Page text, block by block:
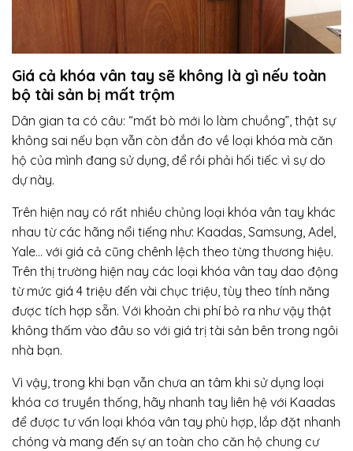
Giá cả khóa vân tay sẽ không là gì nếu toàn
bộ tài sản bị mất trộm
Dân gian ta có câu: “mất bò mới lo làm chuồng”, thật sự
không sai nếu bạn vẫn còn đắn đo về loại khóa mà căn
hộ của mình đang sử dụng, để rồi phải hối tiếc vì sự do
dự này.
Trên hiện nay có rất nhiều chủng loại khóa vân tay khác
nhau từ các hãng nổi tiếng như: Kaadas, Samsung, Adel,
Yale… với giá cả cũng chênh lệch theo từng thương hiệu.
Trên thị trường hiện nay các loại khóa vân tay dao động
từ mức giá 4 triệu đến vài chục triệu, tùy theo tính năng
được tích hợp sẵn. Với khoản chi phí bỏ ra như vậy thật
không thấm vào đâu so với giá trị tài sản bên trong ngôi
nhà bạn.
Vì vậy, trong khi bạn vẫn chưa an tâm khi sử dụng loại
khóa cơ truyền thống, hãy nhanh tay liên hệ với Kaadas
để được tư vấn loại khóa vân tay phù hợp, lắp đặt nhanh
chóng và mang đến sự an toàn cho căn hộ chung cư